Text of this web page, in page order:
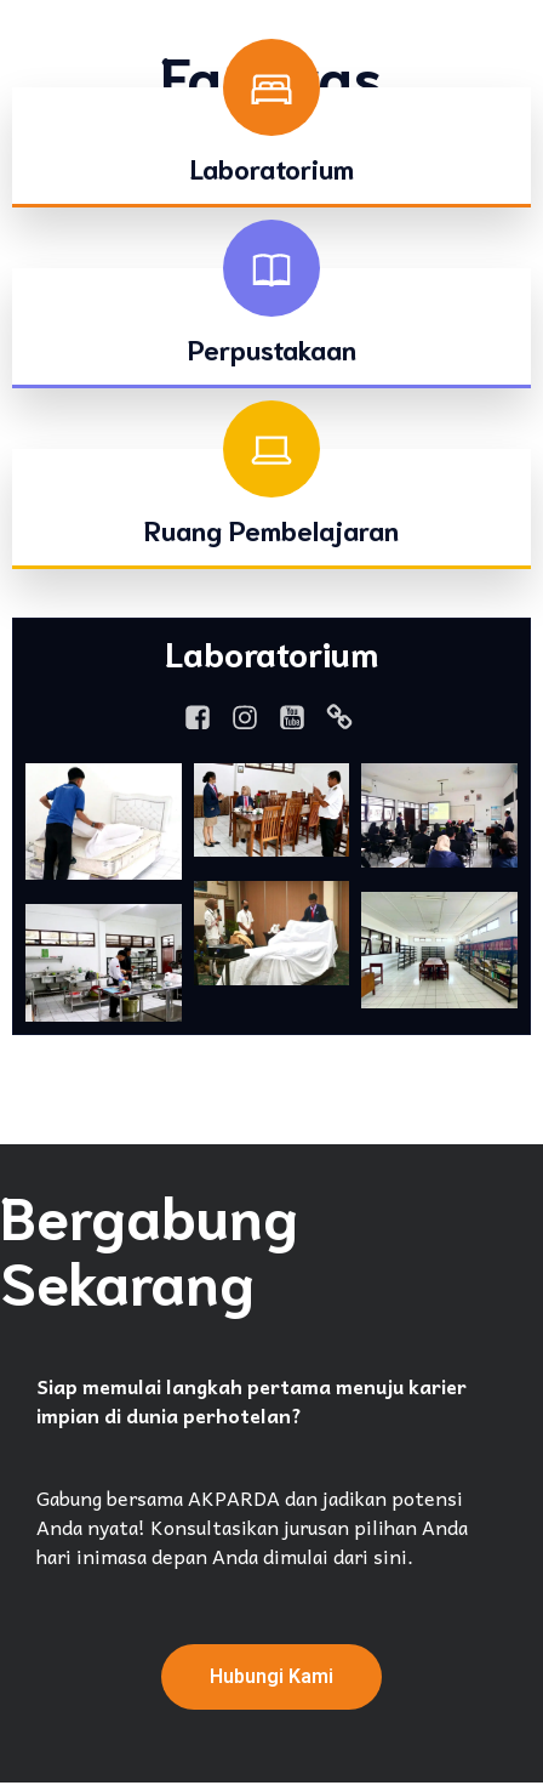
Fasilitas
Laboratorium
Perpustakaan
Ruang Pembelajaran
Laboratorium
Bergabung
Sekarang
Siap memulai langkah pertama menuju karier
impian di dunia perhotelan?
Gabung bersama AKPARDA dan jadikan potensi
Anda nyata! Konsultasikan jurusan pilihan Anda
hari inimasa depan Anda dimulai dari sini.
Hubungi Kami